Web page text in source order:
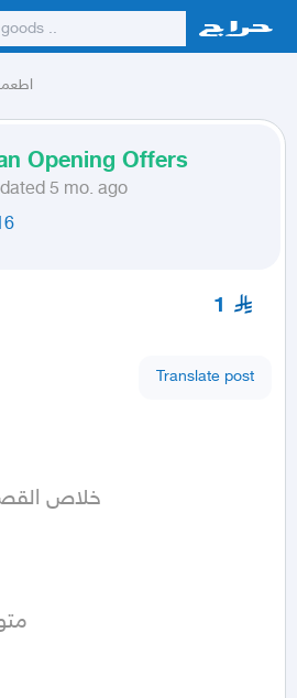
Opening Offers
5 mo. ago
1
Translate post
خلاص